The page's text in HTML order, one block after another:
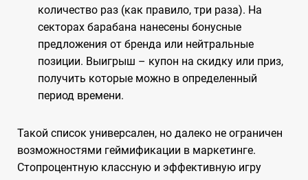
количество раз (как правило, три раза). На
секторах барабана нанесены бонусные
предложения от бренда или нейтральные
позиции. Выигрыш – купон на скидку или приз,
получить которые можно в определенный
период времени.
Такой список универсален, но далеко не ограничен
возможностями геймификации в маркетинге.
Стопроцентную классную и эффективную игру